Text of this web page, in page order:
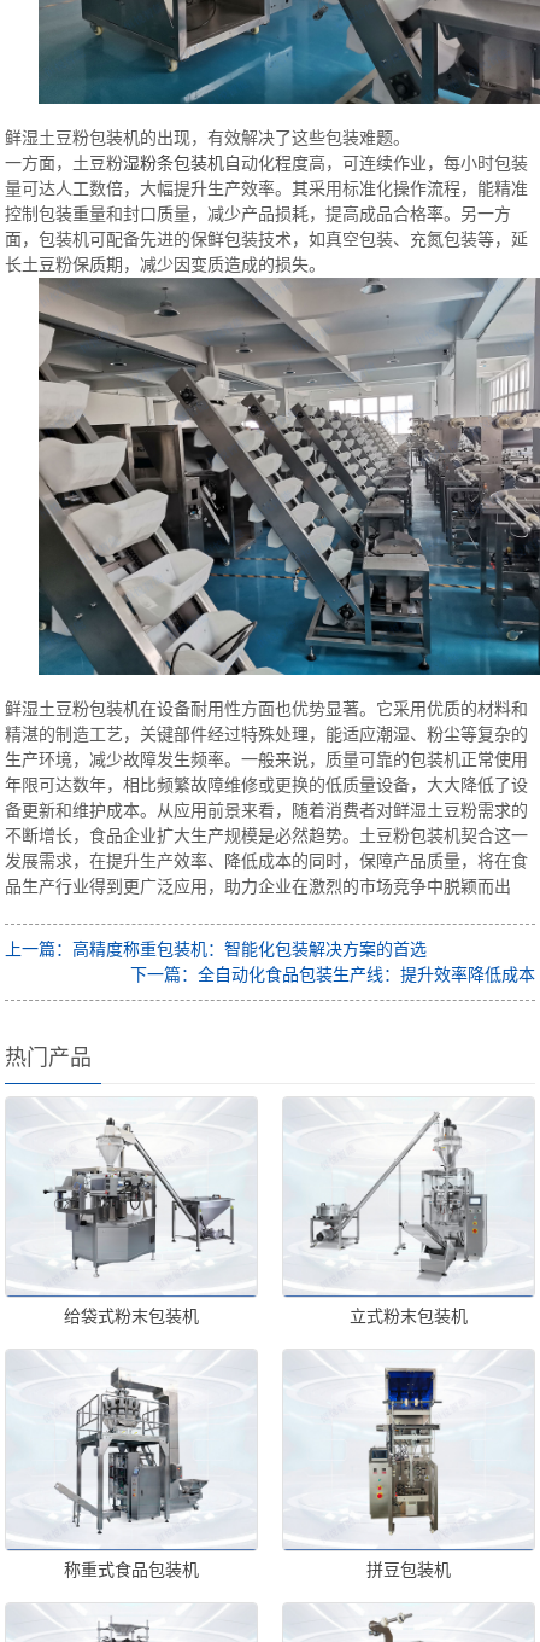
鲜湿土豆粉包装机的出现，有效解决了这些包装难题。
一方面，土豆粉湿粉条包装机自动化程度高，可连续作业，每小时包装
量可达人工数倍，大幅提升生产效率。其采用标准化操作流程，能精准
控制包装重量和封口质量，减少产品损耗，提高成品合格率。 另一方
面，包装机可配备先进的保鲜包装技术，如真空包装、充氮包装等，延
长土豆粉保质期，减少因变质造成的损失。
鲜湿土豆粉包装机在设备耐用性方面也优势显著。它采用优质的材料和
精湛的制造工艺，关键部件经过特殊处理，能适应潮湿、粉尘等复杂的
生产环境，减少故障发生频率。一般来说，质量可靠的包装机正常使用
年限可达数年，相比频繁故障维修或更换的低质量设备，大大降低了设
备更新和维护成本。
从应用前景来看，随着消费者对鲜湿土豆粉需求的
不断增长，食品企业扩大生产规模是必然趋势。土豆粉包装机契合这一
发展需求，在提升生产效率、降低成本的同时，保障产品质量，将在食
品生产行业得到更广泛应用，助力企业在激烈的市场竞争中脱颖而出
上一篇：高精度称重包装机：智能化包装解决方案的首选
下一篇：全自动化食品包装生产线：提升效率降低成本
热门产品
给袋式粉末包装机 立式粉末包装机
称重式食品包装机 拼豆包装机